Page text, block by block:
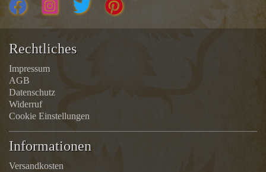
Rechtliches
Impressum
AGB
Datenschutz
Widerruf
Cookie Einstellungen
Informationen
Versandkosten